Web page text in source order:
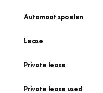
Automaat spoelen
Lease
Private lease
Private lease used